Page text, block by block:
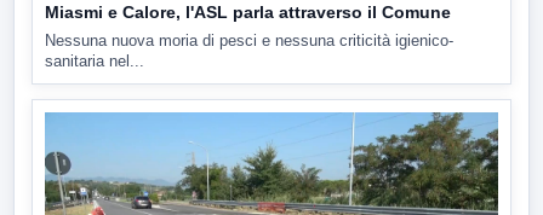
Miasmi e Calore, l'ASL parla attraverso il Comune
Nessuna nuova moria di pesci e nessuna criticità igienico-
sanitaria nel...